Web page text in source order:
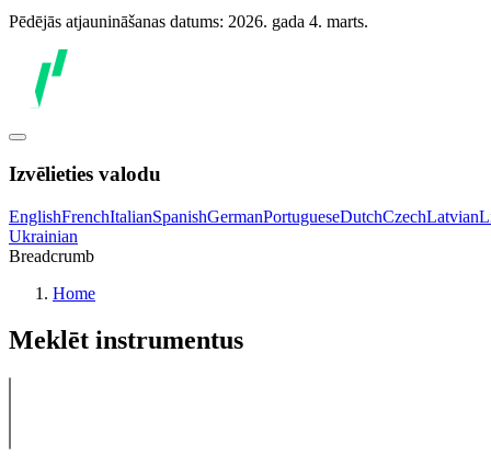
Pēdējās atjaunināšanas datums: 2026. gada 4. marts.
Izvēlieties valodu
EnglishFrenchItalianSpanishGermanPortugueseDutchCzechLatvian
Ukrainian
Breadcrumb
Home
Meklēt instrumentus